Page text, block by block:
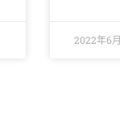
2022年6